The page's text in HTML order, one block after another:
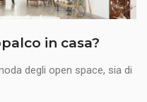
in casa?
degli open space, sia di